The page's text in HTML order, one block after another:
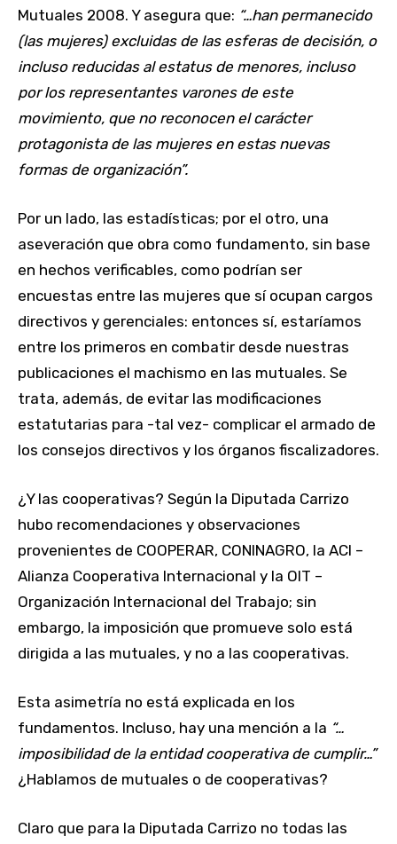
Mutuales 2008. Y asegura que: “…han permanecido
(las mujeres) excluidas de las esferas de decisión, o
incluso reducidas al estatus de menores, incluso
por los representantes varones de este
movimiento, que no reconocen el carácter
protagonista de las mujeres en estas nuevas
formas de organización”.
Por un lado, las estadísticas; por el otro, una
aseveración que obra como fundamento, sin base
en hechos verificables, como podrían ser
encuestas entre las mujeres que sí ocupan cargos
directivos y gerenciales: entonces sí, estaríamos
entre los primeros en combatir desde nuestras
publicaciones el machismo en las mutuales. Se
trata, además, de evitar las modificaciones
estatutarias para -tal vez- complicar el armado de
los consejos directivos y los órganos fiscalizadores.
¿Y las cooperativas? Según la Diputada Carrizo
hubo recomendaciones y observaciones
provenientes de COOPERAR, CONINAGRO, la ACI –
Alianza Cooperativa Internacional y la OIT –
Organización Internacional del Trabajo; sin
embargo, la imposición que promueve solo está
dirigida a las mutuales, y no a las cooperativas.
Esta asimetría no está explicada en los
fundamentos. Incluso, hay una mención a la “…
imposibilidad de la entidad cooperativa de cumplir…”
¿Hablamos de mutuales o de cooperativas?
Claro que para la Diputada Carrizo no todas las